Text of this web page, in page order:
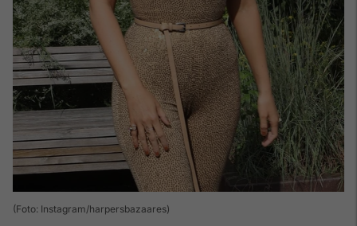
(Foto: Instagram/harpersbazaares)